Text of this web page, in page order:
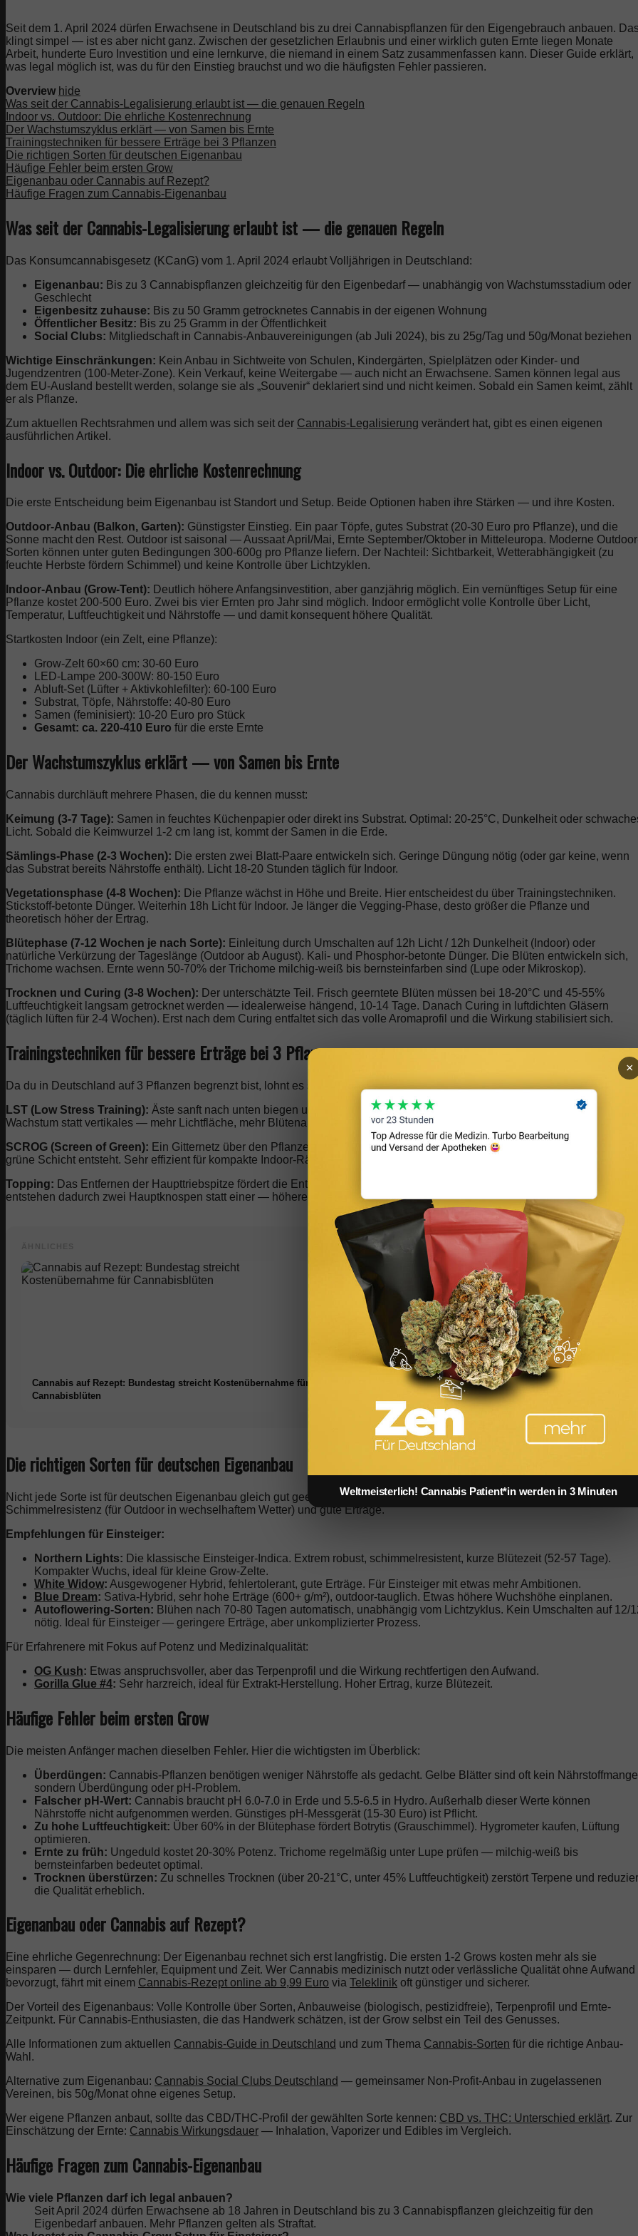
Seit dem 1. April 2024 dürfen Erwachsene in Deutschland bis zu drei Cannabispflanzen für den Eigengebrauch anbauen.
klingt simpel — ist es aber nicht ganz. Zwischen der gesetzlichen Erlaubnis und einer wirklich guten Ernte liegen Monate
Arbeit, hunderte Euro Investition und eine lernkurve, die niemand in einem Satz zusammenfassen kann. Dieser Guide erklärt,
was legal möglich ist, was du für den Einstieg brauchst und wo die häufigsten Fehler passieren.
Overview hide
Was seit der Cannabis-Legalisierung erlaubt ist — die genauen Regeln
Indoor vs. Outdoor: Die ehrliche Kostenrechnung
Der Wachstumszyklus erklärt — von Samen bis Ernte
Trainingstechniken für bessere Erträge bei 3 Pflanzen
Die richtigen Sorten für deutschen Eigenanbau
Häufige Fehler beim ersten Grow
Eigenanbau oder Cannabis auf Rezept?
Häufige Fragen zum Cannabis-Eigenanbau
Was seit der Cannabis-Legalisierung erlaubt ist — die genauen Regeln
Das Konsumcannabisgesetz (KCanG) vom 1. April 2024 erlaubt Volljährigen in Deutschland:
Eigenanbau: Bis zu 3 Cannabispflanzen gleichzeitig für den Eigenbedarf — unabhängig von Wachstumsstadium oder
Geschlecht
Eigenbesitz zuhause: Bis zu 50 Gramm getrocknetes Cannabis in der eigenen Wohnung
Öffentlicher Besitz: Bis zu 25 Gramm in der Öffentlichkeit
Social Clubs: Mitgliedschaft in Cannabis-Anbauvereinigungen (ab Juli 2024), bis zu 25g/Tag und 50g/Monat beziehen
Wichtige Einschränkungen: Kein Anbau in Sichtweite von Schulen, Kindergärten, Spielplätzen oder Kinder- und
Jugendzentren (100-Meter-Zone). Kein Verkauf, keine Weitergabe — auch nicht an Erwachsene. Samen können legal aus
dem EU-Ausland bestellt werden, solange sie als „Souvenir“ deklariert sind und nicht keimen. Sobald ein Samen keimt, zählt
er als Pflanze.
Zum aktuellen Rechtsrahmen und allem was sich seit der Cannabis-Legalisierung verändert hat, gibt es einen eigenen
ausführlichen Artikel.
Indoor vs. Outdoor: Die ehrliche Kostenrechnung
Die erste Entscheidung beim Eigenanbau ist Standort und Setup. Beide Optionen haben ihre Stärken — und ihre Kosten.
Outdoor-Anbau (Balkon, Garten): Günstigster Einstieg. Ein paar Töpfe, gutes Substrat (20-30 Euro pro Pflanze), und die
Sonne macht den Rest. Outdoor ist saisonal — Aussaat April/Mai, Ernte September/Oktober in Mitteleuropa. Moderne
Sorten können unter guten Bedingungen 300-600g pro Pflanze liefern. Der Nachteil: Sichtbarkeit, Wetterabhängigkeit (zu
feuchte Herbste fördern Schimmel) und keine Kontrolle über Lichtzyklen.
Indoor-Anbau (Grow-Tent): Deutlich höhere Anfangsinvestition, aber ganzjährig möglich. Ein vernünftiges Setup für eine
Pflanze kostet 200-500 Euro. Zwei bis vier Ernten pro Jahr sind möglich. Indoor ermöglicht volle Kontrolle über Licht,
Temperatur, Luftfeuchtigkeit und Nährstoffe — und damit konsequent höhere Qualität.
Startkosten Indoor (ein Zelt, eine Pflanze):
Grow-Zelt 60×60 cm: 30-60 Euro
LED-Lampe 200-300W: 80-150 Euro
Abluft-Set (Lüfter + Aktivkohlefilter): 60-100 Euro
Substrat, Töpfe, Nährstoffe: 40-80 Euro
Samen (feminisiert): 10-20 Euro pro Stück
Gesamt: ca. 220-410 Euro für die erste Ernte
Der Wachstumszyklus erklärt — von Samen bis Ernte
Cannabis durchläuft mehrere Phasen, die du kennen musst:
Keimung (3-7 Tage): Samen in feuchtes Küchenpapier oder direkt ins Substrat. Optimal: 20-25°C, Dunkelheit oder
Licht. Sobald die Keimwurzel 1-2 cm lang ist, kommt der Samen in die Erde.
Sämlings-Phase (2-3 Wochen): Die ersten zwei Blatt-Paare entwickeln sich. Geringe Düngung nötig (oder gar keine, wenn
das Substrat bereits Nährstoffe enthält). Licht 18-20 Stunden täglich für Indoor.
Vegetationsphase (4-8 Wochen): Die Pflanze wächst in Höhe und Breite. Hier entscheidest du über Trainingstechniken.
Stickstoff-betonte Dünger. Weiterhin 18h Licht für Indoor. Je länger die Vegging-Phase, desto größer die Pflanze und
theoretisch höher der Ertrag.
Blütephase (7-12 Wochen je nach Sorte): Einleitung durch Umschalten auf 12h Licht / 12h Dunkelheit (Indoor) oder
natürliche Verkürzung der Tageslänge (Outdoor ab August). Kali- und Phosphor-betonte Dünger. Die Blüten entwickeln sich,
Trichome wachsen. Ernte wenn 50-70% der Trichome milchig-weiß bis bernsteinfarben sind (Lupe oder Mikroskop).
Trocknen und Curing (3-8 Wochen): Der unterschätzte Teil. Frisch geerntete Blüten müssen bei 18-20°C und 45-55%
Luftfeuchtigkeit langsam getrocknet werden — idealerweise hängend, 10-14 Tage. Danach Curing in luftdichten Gläsern
(täglich lüften für 2-4 Wochen). Erst nach dem Curing entfaltet sich das volle Aromaprofil und die Wirkung stabilisiert sich.
Trainingstechniken für bessere Erträge bei 3 Pflanzen
Da du in Deutschland auf 3 Pflanzen begrenzt bist, lohnt es sich, das Maximum aus jeder einzelnen herauszuholen.
LST (Low Stress Training): Äste sanft nach unten biegen und mit Draht oder Kabelbinder fixieren. Fördert horizontales
Wachstum statt vertikales — mehr Lichtfläche, mehr Blütenansätze. Ideal für Indoor mit begrenzter Höhe.
SCROG (Screen of Green): Ein Gitternetz über den Pflanzen. Triebe werden durch das Netz gezogen, bis eine gleichmäßige
grüne Schicht entsteht. Sehr effizient für kompakte Indoor-Räume — alle Blütenansätze bekommen gleichmäßig Licht.
Topping: Das Entfernen der Haupttriebspitze fördert die Entwicklung von zwei gleichwertigen Haupttrieben. Aus einer
entstehen dadurch zwei Hauptknospen statt einer — höherer Ertrag bei gleicher Pflanzenzahl.
Cannabis auf Rezept: Bundestag streicht Kostenübernahme für
Cannabisblüten
Bodenrichtwert vs. Verkehrswert: Was Investoren bei
Immobilien wirklich wissen müssen
Die richtigen Sorten für deutschen Eigenanbau
Nicht jede Sorte ist für deutschen Eigenanbau gleich gut geeignet. Wichtig sind kurze Blütezeiten (für Indoor),
Schimmelresistenz (für Outdoor in wechselhaftem Wetter) und gute Erträge.
Empfehlungen für Einsteiger:
Northern Lights: Die klassische Einsteiger-Indica. Extrem robust, schimmelresistent, kurze Blütezeit (52-57 Tage).
Kompakter Wuchs, ideal für kleine Grow-Zelte.
White Widow: Ausgewogener Hybrid, fehlertolerant, gute Erträge. Für Einsteiger mit etwas mehr Ambitionen.
Blue Dream: Sativa-Hybrid, sehr hohe Erträge (600+ g/m²), outdoor-tauglich. Etwas höhere Wuchshöhe einplanen.
Autoflowering-Sorten: Blühen nach 70-80 Tagen automatisch, unabhängig vom Lichtzyklus. Kein Umschalten auf 12/
nötig. Ideal für Einsteiger — geringere Erträge, aber unkomplizierter Prozess.
Für Erfahrenere mit Fokus auf Potenz und Medizinalqualität:
OG Kush: Etwas anspruchsvoller, aber das Terpenprofil und die Wirkung rechtfertigen den Aufwand.
Gorilla Glue #4: Sehr harzreich, ideal für Extrakt-Herstellung. Hoher Ertrag, kurze Blütezeit.
Häufige Fehler beim ersten Grow
Die meisten Anfänger machen dieselben Fehler. Hier die wichtigsten im Überblick:
Überdüngen: Cannabis-Pflanzen benötigen weniger Nährstoffe als gedacht. Gelbe Blätter sind oft kein
sondern Überdüngung oder pH-Problem.
Falscher pH-Wert: Cannabis braucht pH 6.0-7.0 in Erde und 5.5-6.5 in Hydro. Außerhalb dieser Werte können
Nährstoffe nicht aufgenommen werden. Günstiges pH-Messgerät (15-30 Euro) ist Pflicht.
Zu hohe Luftfeuchtigkeit: Über 60% in der Blütephase fördert Botrytis (Grauschimmel). Hygrometer kaufen, Lüftung
optimieren.
Ernte zu früh: Ungeduld kostet 20-30% Potenz. Trichome regelmäßig unter Lupe prüfen — milchig-weiß bis
bernsteinfarben bedeutet optimal.
Trocknen überstürzen: Zu schnelles Trocknen (über 20-21°C, unter 45% Luftfeuchtigkeit) zerstört Terpene und
die Qualität erheblich.
Eigenanbau oder Cannabis auf Rezept?
Eine ehrliche Gegenrechnung: Der Eigenanbau rechnet sich erst langfristig. Die ersten 1-2 Grows kosten mehr als sie
einsparen — durch Lernfehler, Equipment und Zeit. Wer Cannabis medizinisch nutzt oder verlässliche Qualität ohne Aufwand
bevorzugt, fährt mit einem Cannabis-Rezept online ab 9,99 Euro via Teleklinik oft günstiger und sicherer.
Der Vorteil des Eigenanbaus: Volle Kontrolle über Sorten, Anbauweise (biologisch, pestizidfreie), Terpenprofil und Ernte-
Zeitpunkt. Für Cannabis-Enthusiasten, die das Handwerk schätzen, ist der Grow selbst ein Teil des Genusses.
Alle Informationen zum aktuellen Cannabis-Guide in Deutschland und zum Thema Cannabis-Sorten für die richtige Anbau-
Wahl.
Alternative zum Eigenanbau: Cannabis Social Clubs Deutschland — gemeinsamer Non-Profit-Anbau in zugelassenen
Vereinen, bis 50g/Monat ohne eigenes Setup.
Wer eigene Pflanzen anbaut, sollte das CBD/THC-Profil der gewählten Sorte kennen: CBD vs. THC: Unterschied erklärt. Zur
Einschätzung der Ernte: Cannabis Wirkungsdauer — Inhalation, Vaporizer und Edibles im Vergleich.
Häufige Fragen zum Cannabis-Eigenanbau
Wie viele Pflanzen darf ich legal anbauen?
Seit April 2024 dürfen Erwachsene ab 18 Jahren in Deutschland bis zu 3 Cannabispflanzen gleichzeitig für den
Eigenbedarf anbauen. Mehr Pflanzen gelten als Straftat.
Weltmeisterlich! Cannabis Patient*in werden in 3 Minuten
×